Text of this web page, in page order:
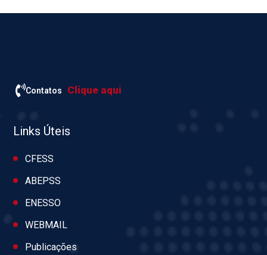
Contatos Clique aqui
Links Úteis
CFESS
ABEPSS
ENESSO
WEBMAIL
Publicações